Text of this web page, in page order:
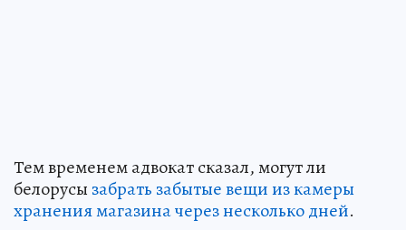
Тем временем адвокат сказал, могут ли
белорусы забрать забытые вещи из камеры
хранения магазина через несколько дней.